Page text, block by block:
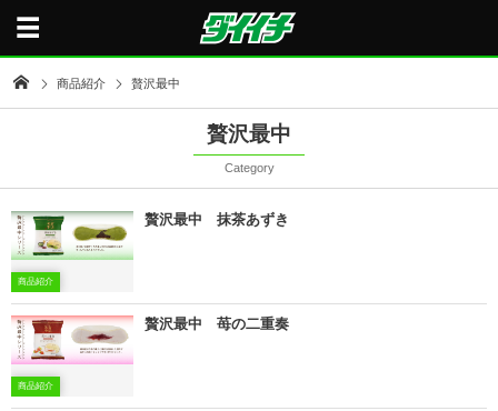
商品紹介 贅沢最中
贅沢最中
Category
商品紹介
贅沢最中 抹茶あずき
商品紹介
贅沢最中 苺の二重奏